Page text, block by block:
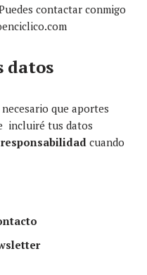
contactar conmigo
datos
que aportes
incluiré tus datos
cuando